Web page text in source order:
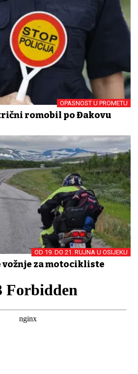
OPASNOST U PROMETU
romobil po Đakovu
OD 19. DO 21. RUJNA U OSIJEKU
za motocikliste